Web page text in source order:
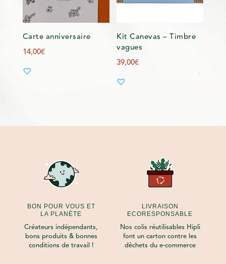
Carte anniversaire
14,00€
Kit Canevas – Timbre
vagues
39,00€
BON POUR VOUS ET
LA PLANÈTE
Créateurs indépendants,
bons produits & bonnes
conditions de travail !
LIVRAISON
ECORESPONSABLE
Nos colis réutilisables Hipli
font un carton contre les
déchets du e-commerce